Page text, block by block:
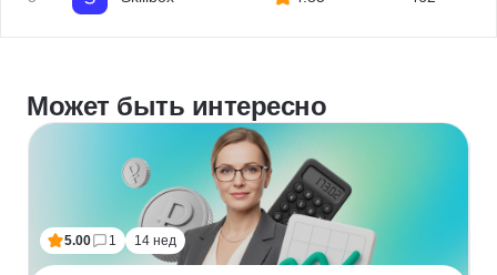
Может быть интересно
5.00 1 14 нед